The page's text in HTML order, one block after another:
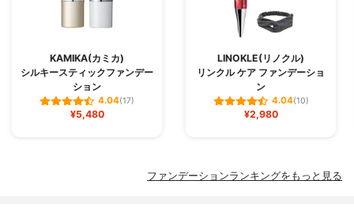
KAMIKA(カミカ)
シルキースティックファンデー
ション
4.04(17)
¥5,480
LINOKLE(リノクル)
リンクル ケア ファンデーショ
ン
4.04(10)
¥2,980
ファンデーションランキングをもっと見る